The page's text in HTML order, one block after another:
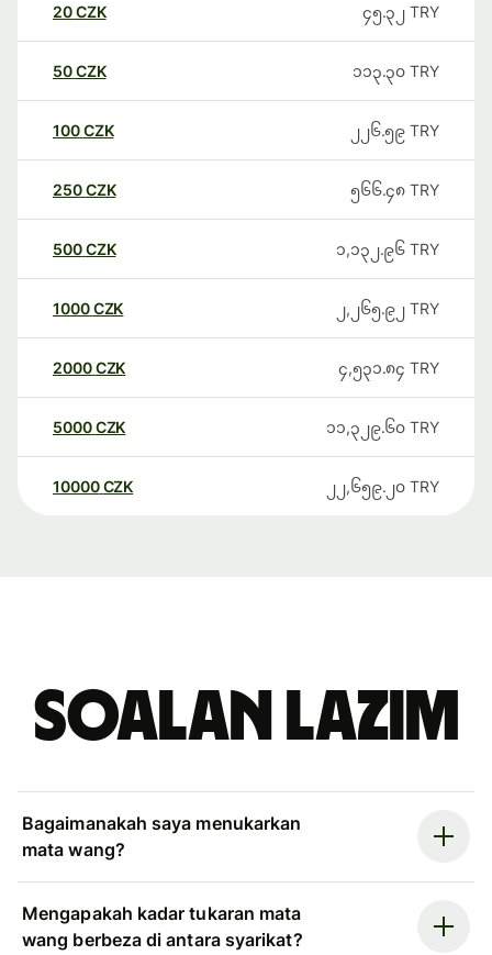
20CZK ၄၅.၃၂ TRY
50CZK ၁၁၃.၃၀ TRY
100CZK ၂၂၆.၅၉ TRY
250CZK ၅၆၆.၄၈ TRY
500CZK ၁,၁၃၂.၉၆ TRY
1000CZK ၂,၂၆၅.၉၂ TRY
2000CZK ၄,၅၃၁.၈၄ TRY
5000CZK ၁၁,၃၂၉.၆၀ TRY
10000 CZK ၂၂,၆၅၉.၂၀ TRY
Soalan Lazim
Bagaimanakah saya menukarkan
mata wang?
Mengapakah kadar tukaran mata
wang berbeza di antara syarikat?